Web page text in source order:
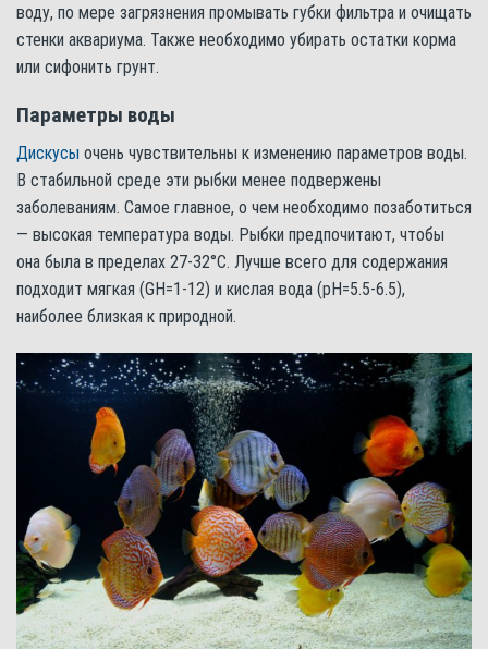
воду, по мере загрязнения промывать губки фильтра и очищать
стенки аквариума. Также необходимо убирать остатки корма
или сифонить грунт.
Параметры воды
Дискусы очень чувствительны к изменению параметров воды.
В стабильной среде эти рыбки менее подвержены
заболеваниям. Самое главное, о чем необходимо позаботиться
— высокая температура воды. Рыбки предпочитают, чтобы
она была в пределах 27-32°С. Лучше всего для содержания
подходит мягкая (GH=1-12) и кислая вода (pH=5.5-6.5),
наиболее близкая к природной.